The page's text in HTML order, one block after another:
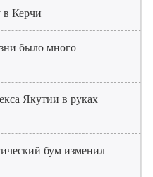
Керчи
было много
Якутии в руках
бум изменил